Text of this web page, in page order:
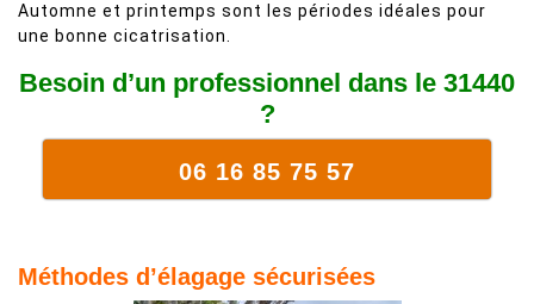
Automne et printemps sont les périodes idéales pour
une bonne cicatrisation.
Besoin d’un professionnel dans le 31440
?
06 16 85 75 57
Méthodes d’élagage sécurisées